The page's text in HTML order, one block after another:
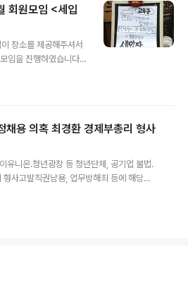
회원모임 <세입
장소를 제공해주셔서
임을 진행하였습니다.
시간을 가져보았습니
. 먼저 최지희 주거상
알아야 할 사항들에 대
슬라이드쇼를 참고하
고 하는 건 계약금만 납
금까지 모두 내고난 상
계약금을 걸었다면 그
채용 의혹 최경환 경제부총리 형사
유니온․청년광장 등 청년단체, 공기업 불법․
사고발직권남용, 업무방해죄 등에 해당할
1월 6일 오후 1시, 민달팽이유니온은 청년
단체들은 최경환 경제부총리에 대한 검찰의
경제부총리는 그간 청년을 앞세워 정부에서